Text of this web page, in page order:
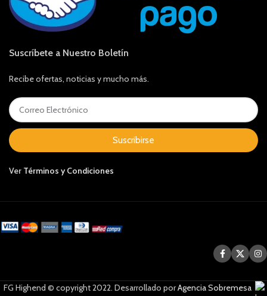
Suscríbete a Nuestro Boletín
Recibe ofertas, noticias y mucho más.
Suscribirse
Ver Términos y Condiciones
FG Highend © copyright 2022. Desarrollado porAgencia Sobremesa